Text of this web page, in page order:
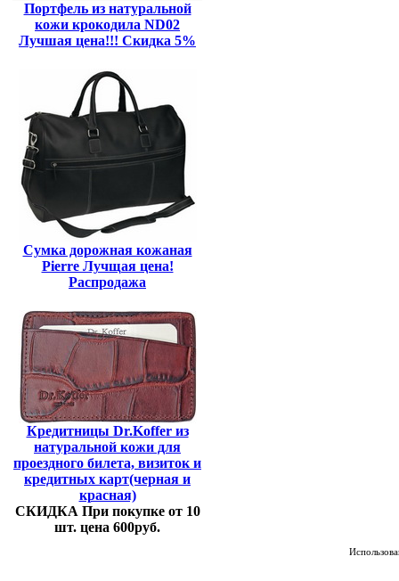
Портфель из натуральной
кожи крокодила ND02
Лучшая цена!!! Скидка 5%
Сумка дорожная кожаная
Pierre Лучщая цена!
Распродажа
Кредитницы Dr.Koffer из
натуральной кожи для
проездного билета, визиток и
кредитных карт(черная и
красная)
СКИДКА При покупке от 10
шт. цена 600руб.